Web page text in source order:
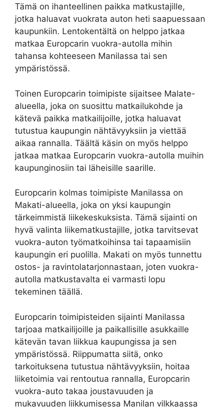
Tämä on ihanteellinen paikka matkustajille,
jotka haluavat vuokrata auton heti saapuessaan
kaupunkiin. Lentokentältä on helppo jatkaa
matkaa Europcarin vuokra-autolla mihin
tahansa kohteeseen Manilassa tai sen
ympäristössä.
Toinen Europcarin toimipiste sijaitsee Malate-
alueella, joka on suosittu matkailukohde ja
kätevä paikka matkailijoille, jotka haluavat
tutustua kaupungin nähtävyyksiin ja viettää
aikaa rannalla. Täältä käsin on myös helppo
jatkaa matkaa Europcarin vuokra-autolla muihin
kaupunginosiin tai läheisille saarille.
Europcarin kolmas toimipiste Manilassa on
Makati-alueella, joka on yksi kaupungin
tärkeimmistä liikekeskuksista. Tämä sijainti on
hyvä valinta liikematkustajille, jotka tarvitsevat
vuokra-auton työmatkoihinsa tai tapaamisiin
kaupungin eri puolilla. Makati on myös tunnettu
ostos- ja ravintolatarjonnastaan, joten vuokra-
autolla matkustavalta ei varmasti lopu
tekeminen täällä.
Europcarin toimipisteiden sijainti Manilassa
tarjoaa matkailijoille ja paikallisille asukkaille
kätevän tavan liikkua kaupungissa ja sen
ympäristössä. Riippumatta siitä, onko
tarkoituksena tutustua nähtävyyksiin, hoitaa
liiketoimia vai rentoutua rannalla, Europcarin
vuokra-auto takaa joustavuuden ja
mukavuuden liikkumisessa Manilan vilkkaassa